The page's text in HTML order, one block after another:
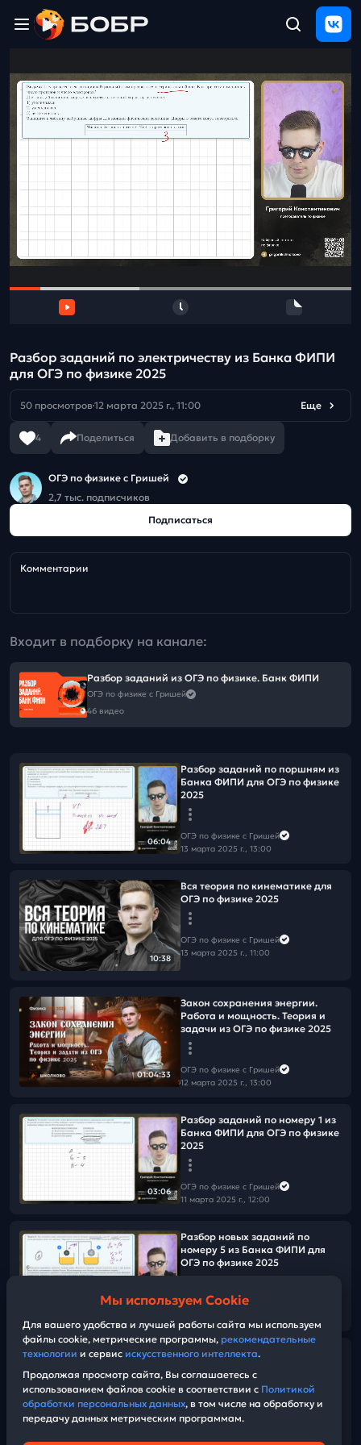
ЩЕЛЧОК
2026
Полезные
материалы
Проверка
Тех
и
Разбор заданий по электричеству из Банка ФИПИ
для ОГЭ по физике 2025
50 просмотров 12 марта 2025 г., 11:00 Еще
4 Поделиться Добавить в подборку
ОГЭ по физике с Гришей
2,7 тыс. подписчиков
Подписаться
Комментарии
Входит в подборку на канале:
Разбор заданий из ОГЭ по физике. Банк ФИПИ
ОГЭ по физике с Гришей
46 видео
06:04
Разбор заданий по поршням из
Банка ФИПИ для ОГЭ по физике
2025
ОГЭ по физике с Гришей
13 марта 2025 г., 13:00
10:38
Вся теория по кинематике для
ОГЭ по физике 2025
ОГЭ по физике с Гришей
13 марта 2025 г., 11:00
01:04:33
Закон сохранения энергии.
Работа и мощность. Теория и
задачи из ОГЭ по физике 2025
ОГЭ по физике с Гришей
12 марта 2025 г., 13:00
03:06
Разбор заданий по номеру 1 из
Банка ФИПИ для ОГЭ по физике
2025
ОГЭ по физике с Гришей
11 марта 2025 г., 12:00
08:14
Разбор новых заданий по
номеру 5 из Банка ФИПИ для
ОГЭ по физике 2025
ОГЭ по физике с Гришей
03:11
Разбор заданий по оптике и
по физике 2025
ОГЭ по физике с Гришей
Мы используем Cookie
Для вашего удобства и лучшей работы сайта мы используем
файлы cookie, метрические программы, рекомендательные
технологии и сервис искусственного интеллекта.
Продолжая просмотр сайта, Вы соглашаетесь с
использованием файлов cookie в соответствии с Политикой
обработки персональных данных, в том числе на обработку и
передачу данных метрическим программам.